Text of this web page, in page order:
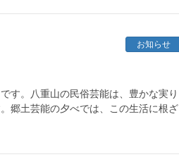
お知らせ
す。八重山の民俗芸能は、豊かな実り
郷土芸能の夕べでは、この生活に根ざ